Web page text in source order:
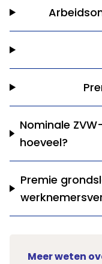
Nominale
hoeveel?
Premie
Meer weten